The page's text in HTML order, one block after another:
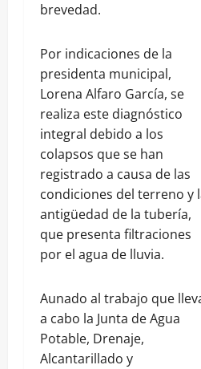
brevedad.
Por indicaciones de la
presidenta municipal,
Lorena Alfaro García, se
realiza este diagnóstico
integral debido a los
colapsos que se han
registrado a causa de las
condiciones del terreno y
antigüedad de la tubería,
que presenta filtraciones
por el agua de lluvia.
Aunado al trabajo que
a cabo la Junta de Agua
Potable, Drenaje,
Alcantarillado y